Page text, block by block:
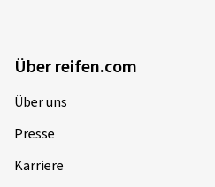
Über reifen.com
Über uns
Presse
Karriere